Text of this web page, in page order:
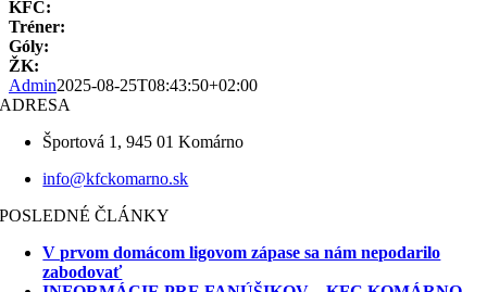
KFC:
Tréner:
Góly:
ŽK:
Admin2025-08-25T08:43:50+02:00
ADRESA
Športová 1, 945 01 Komárno
info@kfckomarno.sk
POSLEDNÉ ČLÁNKY
V prvom domácom ligovom zápase sa nám nepodarilo
zabodovať